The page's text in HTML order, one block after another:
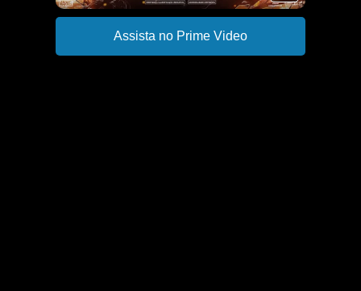
Assista no Prime Video